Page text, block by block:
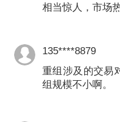
相当惊人，市场
135****8879
重组涉及的交易
组规模不小啊。